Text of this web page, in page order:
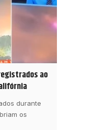
ao
durante
os